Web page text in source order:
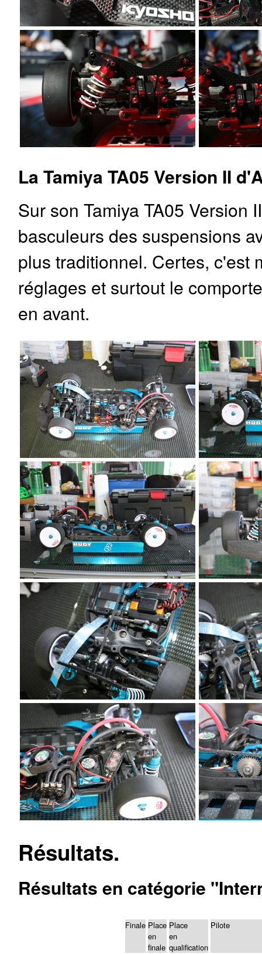
La Tamiya TA05 Version II
Sur son Tamiya TA05 Version
basculeurs des suspensions
plus traditionnel. Certes, c'est
réglages et surtout le
en avant.
Résultats.
Résultats en catégorie
Finale Place
en
finale
Place
en
qualification
Pilote